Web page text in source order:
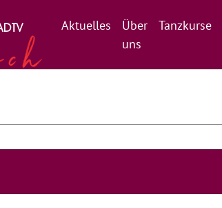
Aktuelles
Über
uns
Tanzkurse